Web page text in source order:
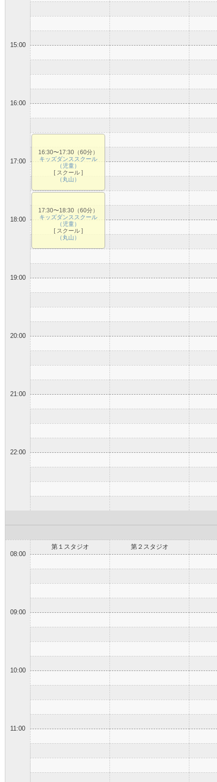
15:00
16:00
17:00
18:00
19:00
20:00
21:00
22:00
16:30〜17:30（60分）
キッズダンススクール
（児童）
[ スクール ]
（丸山）
17:30〜18:30（60分）
キッズダンススクール
（児童）
[ スクール ]
（丸山）
第１スタジオ
第２スタジオ
08:00
09:00
10:00
11:00